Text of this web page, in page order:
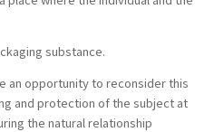
substance.
an opportunity to reconsider this
and protection of the subject at
the natural relationship